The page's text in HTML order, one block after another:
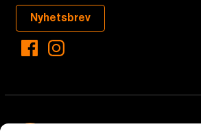
Nyhetsbrev